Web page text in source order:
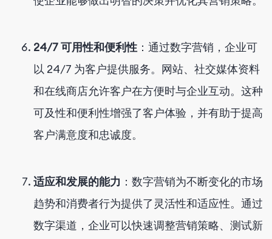
24/7 可用性和便利性 ：通过数字营销，企业可
以 24/7 为客户提供服务。网站、社交媒体资料
和在线商店允许客户在方便时与企业互动。这种
可及性和便利性增强了客户体验，并有助于提高
客户满意度和忠诚度。
适应和发展的能力 ：数字营销为不断变化的市场
趋势和消费者行为提供了灵活性和适应性。通过
数字渠道，企业可以快速调整营销策略、测试新